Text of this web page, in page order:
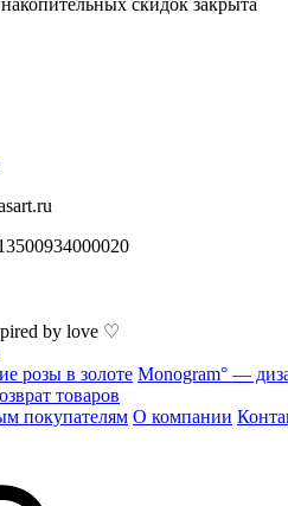
скидок закрыта
by love ♡
розы в золоте Monogram° —
товаров
покупателям О компании